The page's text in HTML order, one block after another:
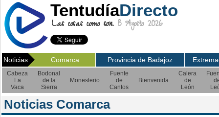
TentudíaDirecto
Las cosas como son. 8 Agosto 2026
Noticias Comarca Provincia de Badajoz
Cabeza
La
Vaca
Bodonal
de la
Sierra
Monesterio
Fuente
de
Cantos
Bienvenida
Calera
de
León
Noticias Comarca